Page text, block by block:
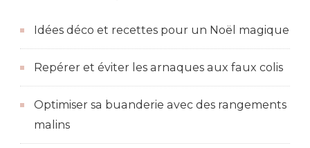
Idées déco et recettes pour un Noël magique
Repérer et éviter les arnaques aux faux colis
Optimiser sa buanderie avec des rangements
malins